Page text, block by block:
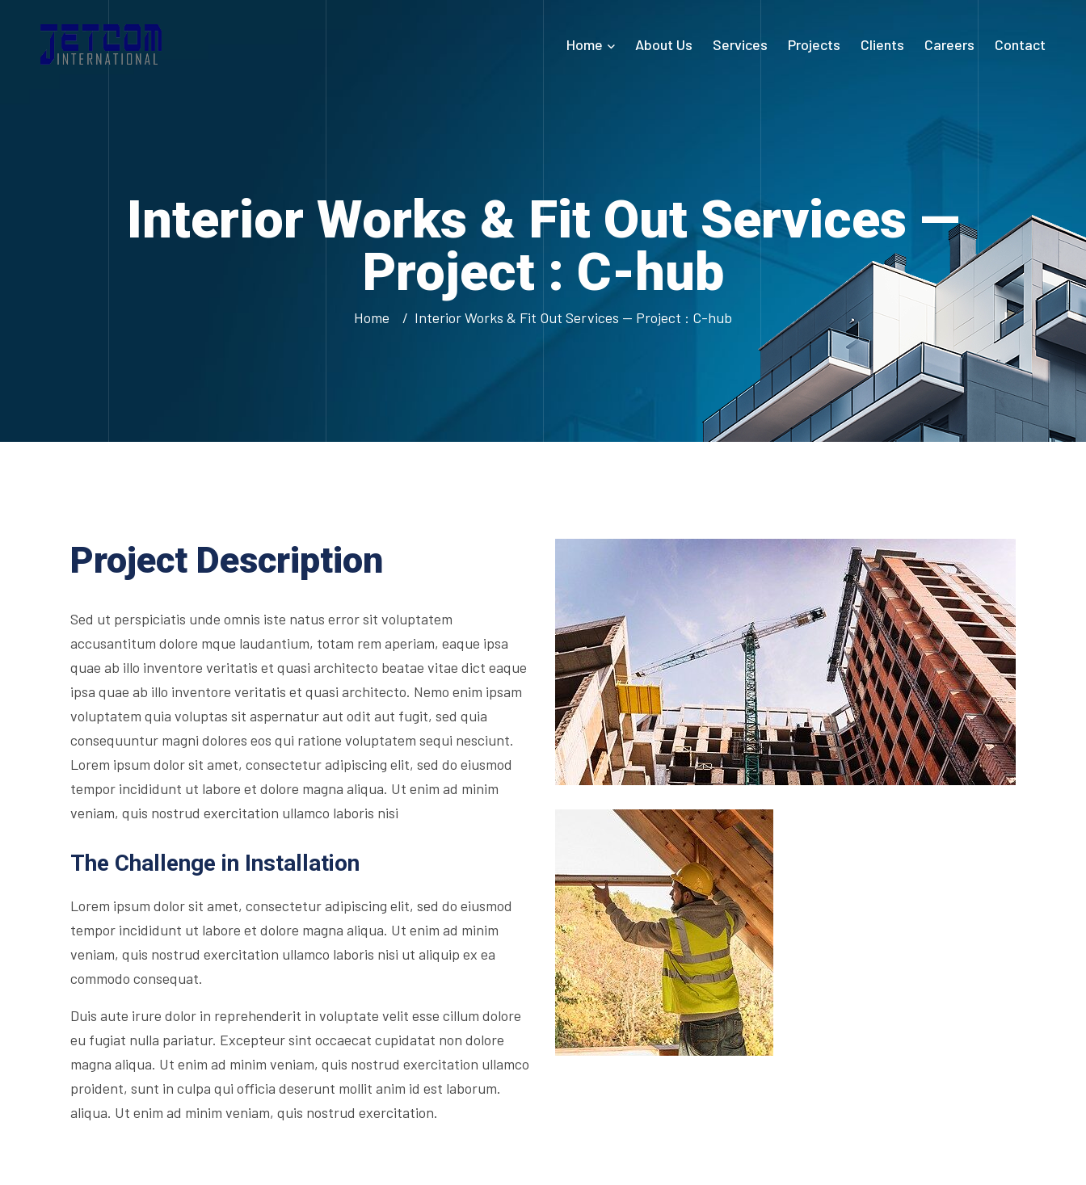
Home About Us Services Projects Clients Careers Contact
Interior Works & Fit Out Services —
Project : C-hub
Home Interior Works & Fit Out Services — Project : C-hub
Project Description
Sed ut perspiciatis unde omnis iste natus error sit voluptatem
accusantitum dolore mque laudantium, totam rem aperiam, eaque ipsa
quae ab illo inventore veritatis et quasi architecto beatae vitae dict eaque
ipsa quae ab illo inventore veritatis et quasi architecto. Nemo enim ipsam
voluptatem quia voluptas sit aspernatur aut odit aut fugit, sed quia
consequuntur magni dolores eos qui ratione voluptatem sequi nesciunt.
Lorem ipsum dolor sit amet, consectetur adipiscing elit, sed do eiusmod
tempor incididunt ut labore et dolore magna aliqua. Ut enim ad minim
veniam, quis nostrud exercitation ullamco laboris nisi
The Challenge in Installation
Lorem ipsum dolor sit amet, consectetur adipiscing elit, sed do eiusmod
tempor incididunt ut labore et dolore magna aliqua. Ut enim ad minim
veniam, quis nostrud exercitation ullamco laboris nisi ut aliquip ex ea
commodo consequat.
Duis aute irure dolor in reprehenderit in voluptate velit esse cillum dolore
eu fugiat nulla pariatur. Excepteur sint occaecat cupidatat non dolore
magna aliqua. Ut enim ad minim veniam, quis nostrud exercitation ullamco
proident, sunt in culpa qui officia deserunt mollit anim id est laborum.
aliqua. Ut enim ad minim veniam, quis nostrud exercitation.